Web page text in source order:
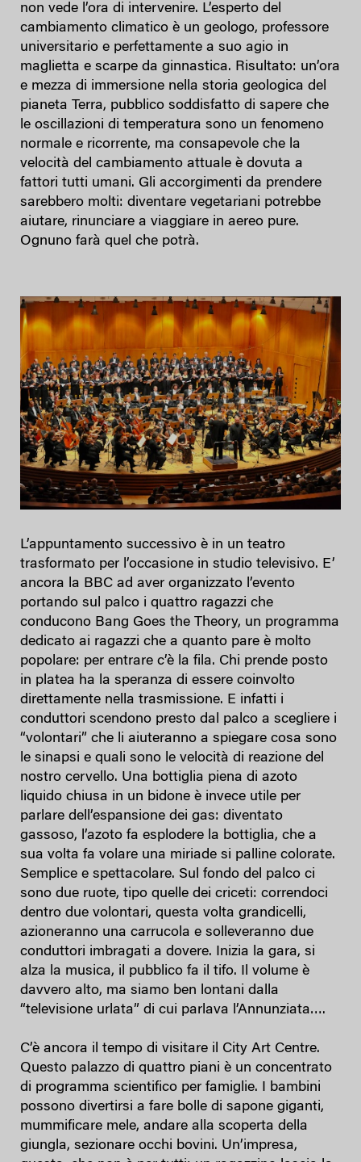
non vede l’ora di intervenire. L’esperto del
cambiamento climatico è un geologo, professore
universitario e perfettamente a suo agio in
maglietta e scarpe da ginnastica. Risultato: un’ora
e mezza di immersione nella storia geologica del
pianeta Terra, pubblico soddisfatto di sapere che
le oscillazioni di temperatura sono un fenomeno
normale e ricorrente, ma consapevole che la
velocità del cambiamento attuale è dovuta a
fattori tutti umani. Gli accorgimenti da prendere
sarebbero molti: diventare vegetariani potrebbe
aiutare, rinunciare a viaggiare in aereo pure.
Ognuno farà quel che potrà.
L’appuntamento successivo è in un teatro
trasformato per l’occasione in studio televisivo. E’
ancora la BBC ad aver organizzato l’evento
portando sul palco i quattro ragazzi che
conducono Bang Goes the Theory, un programma
dedicato ai ragazzi che a quanto pare è molto
popolare: per entrare c’è la fila. Chi prende posto
in platea ha la speranza di essere coinvolto
direttamente nella trasmissione. E infatti i
conduttori scendono presto dal palco a scegliere i
“volontari” che li aiuteranno a spiegare cosa sono
le sinapsi e quali sono le velocità di reazione del
nostro cervello. Una bottiglia piena di azoto
liquido chiusa in un bidone è invece utile per
parlare dell’espansione dei gas: diventato
gassoso, l’azoto fa esplodere la bottiglia, che a
sua volta fa volare una miriade si palline colorate.
Semplice e spettacolare. Sul fondo del palco ci
sono due ruote, tipo quelle dei criceti: correndoci
dentro due volontari, questa volta grandicelli,
azioneranno una carrucola e solleveranno due
conduttori imbragati a dovere. Inizia la gara, si
alza la musica, il pubblico fa il tifo. Il volume è
davvero alto, ma siamo ben lontani dalla
“televisione urlata” di cui parlava l’Annunziata….
C’è ancora il tempo di visitare il City Art Centre.
Questo palazzo di quattro piani è un concentrato
di programma scientifico per famiglie. I bambini
possono divertirsi a fare bolle di sapone giganti,
mummificare mele, andare alla scoperta della
giungla, sezionare occhi bovini. Un’impresa,